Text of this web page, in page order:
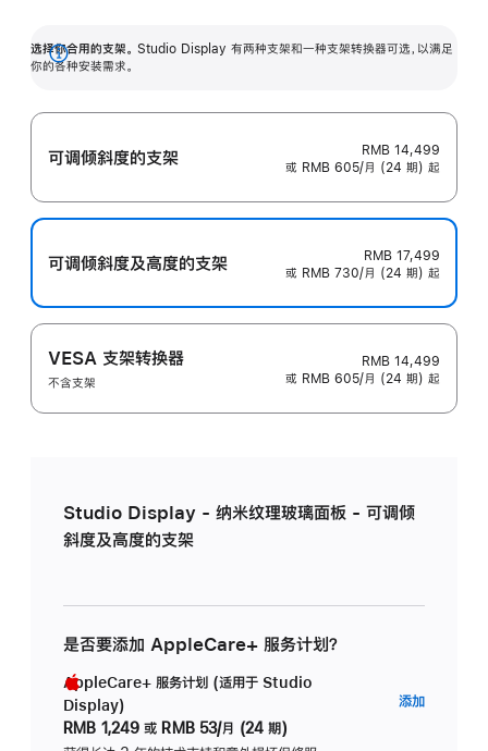
选择你合用的支架。 Studio Display 有两种支架和一种支架转换器可选，以满足
你的各种安装需求。
展
可调倾斜度的支架
RMB 14,499
或 RMB 605/月 (24 期) 起
可调倾斜度及高‍度的支‍架
RMB 17,499
或 RMB 730/月 (24 期) 起
VESA 支架转换器
不含支架
RMB 14,499
或 RMB 605/月 (24 期) 起
Studio Display - 纳米纹理玻璃面板 - 可调倾
斜度及高度的支架
是否要添加 AppleCare+ 服务计划？
AppleCare+ 服务计划 (适用于 Studio
Display)
RMB 1,249 或 RMB 53/月 (24 期)
添加